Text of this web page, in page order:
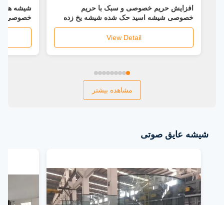
افزایش حریم خصوصی و سبک با حریم
خصوصی شیشه اسید حک شده شیشه یخ زده
پانل
View Detail
شیشه
خصوصی
مشاهده بیشتر
شیشه عایق صوتی